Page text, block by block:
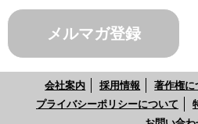
メルマガ登録
会社案内 採用情報 著作権に
プライバシーポリシーについて